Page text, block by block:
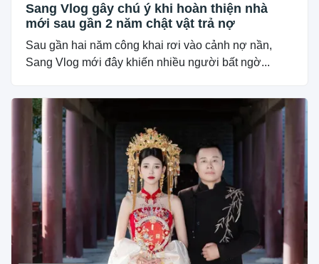
Sang Vlog gây chú ý khi hoàn thiện nhà
mới sau gần 2 năm chật vật trả nợ
Sau gần hai năm công khai rơi vào cảnh nợ nần,
Sang Vlog mới đây khiến nhiều người bất ngờ...